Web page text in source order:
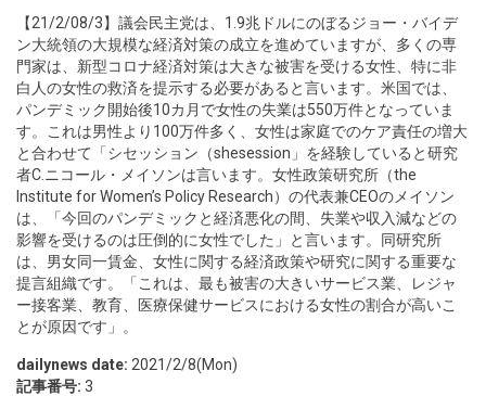
【21/2/08/3】議会民主党は、1.9兆ドルにのぼるジョー・バイデ
ン大統領の大規模な経済対策の成立を進めていますが、多くの専
門家は、新型コロナ経済対策は大きな被害を受ける女性、特に非
白人の女性の救済を提示する必要があると言います。米国では、
パンデミック開始後10カ月で女性の失業は550万件となっていま
す。これは男性より100万件多く、女性は家庭でのケア責任の増大
と合わせて「シセッション（shesession」を経験していると研究
者C.ニコール・メイソンは言います。女性政策研究所（the
Institute for Women’s Policy Research）の代表兼CEOのメイソン
は、「今回のパンデミックと経済悪化の間、失業や収入減などの
影響を受けるのは圧倒的に女性でした」と言います。同研究所
は、男女同一賃金、女性に関する経済政策や研究に関する重要な
提言組織です。「これは、最も被害の大きいサービス業、レジャ
ー接客業、教育、医療保健サービスにおける女性の割合が高いこ
とが原因です」。
dailynews date: 2021/2/8(Mon)
記事番号: 3